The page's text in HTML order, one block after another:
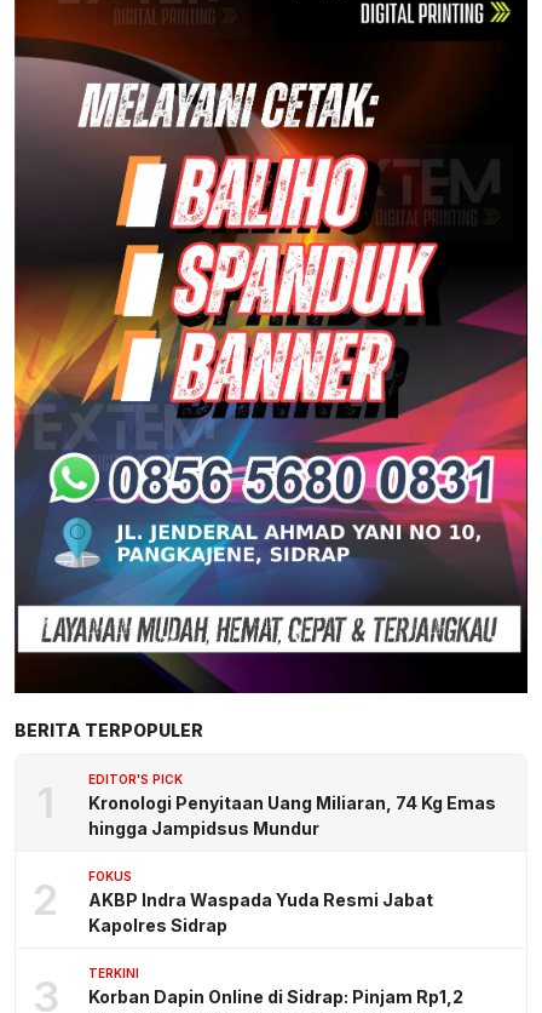
BERITA TERPOPULER
1 EDITOR'S PICK
Kronologi Penyitaan Uang Miliaran, 74 Kg Emas
hingga Jampidsus Mundur
2 FOKUS
AKBP Indra Waspada Yuda Resmi Jabat
Kapolres Sidrap
3 TERKINI
Korban Dapin Online di Sidrap: Pinjam Rp1,2